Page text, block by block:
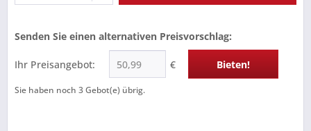
Senden Sie einen alternativen Preisvorschlag:
Ihr Preisangebot: € Bieten!
Sie haben noch 3Gebot(e) übrig.